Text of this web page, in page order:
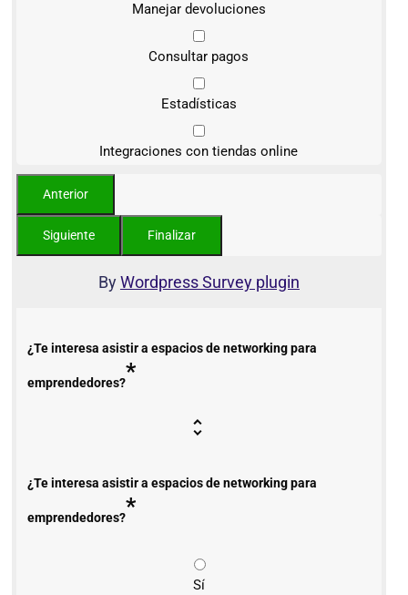
Manejar devoluciones
Consultar pagos
Estadísticas
Integraciones con tiendas online
ByWordpress Survey plugin
¿Te interesa asistir a espacios de networking para
emprendedores?*
¿Te interesa asistir a espacios de networking para
emprendedores?*
Sí